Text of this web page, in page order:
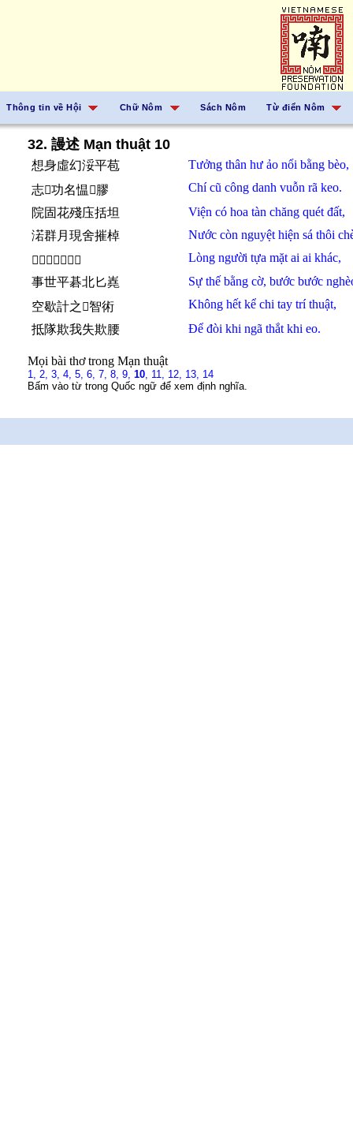
Thông tin về Hội Chữ Nôm Sách Nôm Từ điển Nôm
32. 謾述 Mạn thuật 10
想身虛幻浽平苞 Tưởng thân hư ảo nổi bằng bèo,
志𪧘功名愠𣳮膠
Chícũ công danh vuỗn rã keo.
院固花殘庒括坦
Viện có hoa tàn chăng quét đất,
渃群月現舍摧棹
Nước còn nguyệt hiện sá thôi
𢚸𠊚似𩈘埃匕恪
Lòng người tựa mặt ai ai khác,
事世平碁北匕嶤
Sự thế bằng cờ, bước bước
空歇計之𪮏智術
Không hết kể chi tay trí thuật,
抵隊欺我失欺腰
Để đòi khi ngã thắt khi eo.
Mọi bài thơ trong Mạn thuật
1, 2, 3, 4, 5, 6, 7, 8, 9, 10, 11, 12, 13, 14
Bấm vào từ trong Quốc ngữ để xem định nghĩa.